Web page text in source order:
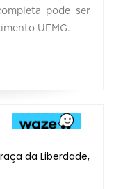
pode ser
UFMG.
da Liberdade,